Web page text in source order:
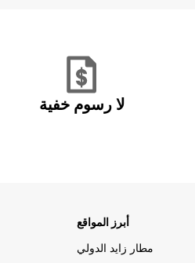
لا رسوم خفية
أبرز المواقع
مطار زايد الدولي